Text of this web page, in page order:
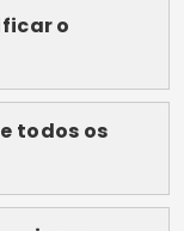
com
úteis sobre
😉